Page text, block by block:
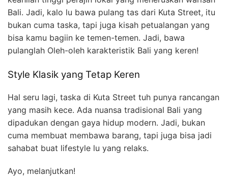
Bali. Jadi, kalo lu bawa pulang tas dari Kuta Street, itu
bukan cuma taska, tapi juga kisah petualangan yang
bisa kamu bagiin ke temen-temen. Jadi, bawa
pulanglah Oleh-oleh karakteristik Bali yang keren!
Style Klasik yang Tetap Keren
Hal seru lagi, taska di Kuta Street tuh punya rancangan
yang masih kece. Ada nuansa tradisional Bali yang
dipadukan dengan gaya hidup modern. Jadi, bukan
cuma membuat membawa barang, tapi juga bisa jadi
sahabat buat lifestyle lu yang relaks.
Ayo, melanjutkan!